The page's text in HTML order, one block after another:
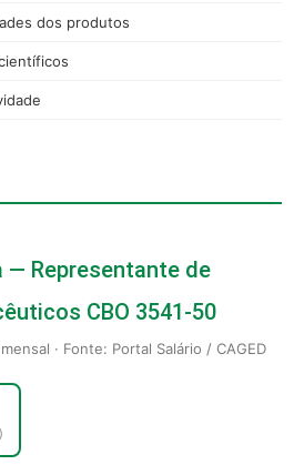
dos produtos
— Representante de
CBO 3541-50
· Fonte: Portal Salário / CAGED